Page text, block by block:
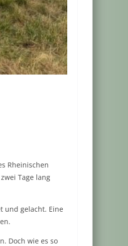
Rheinischen
Tage lang
und gelacht. Eine
Doch wie es so